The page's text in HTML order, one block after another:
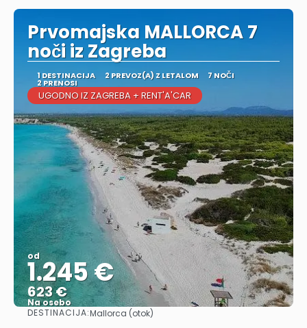
Prvomajska MALLORCA 7
noči iz Zagreba
1 DESTINACIJA 2 PREVOZ(A) Z LETALOM 7 NOČI
2 PRENOSI
UGODNO IZ ZAGREBA + RENT'A'CAR
od
1.245 €
623 €
Na osebo
Glej .
DESTINACIJA:Mallorca (otok)